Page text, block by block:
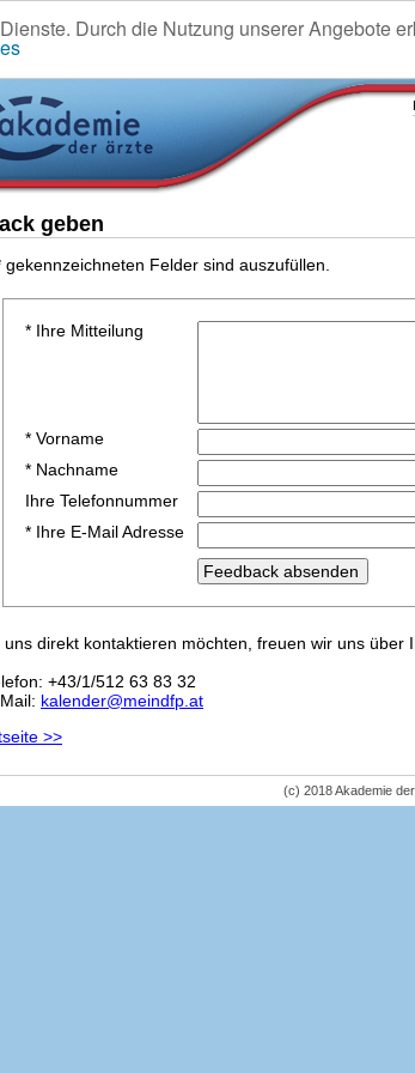
Durch die Nutzung unserer Angebote
geben
gekennzeichneten Felder sind auszufüllen.
* Ihre Mitteilung
* Vorname
* Nachname
Ihre Telefonnummer
* Ihre E-Mail Adresse
uns direkt kontaktieren möchten, freuen wir uns über
+43/1/512 63 83 32
kalender@meindfp.at
>>
(c) 2018 Akademie